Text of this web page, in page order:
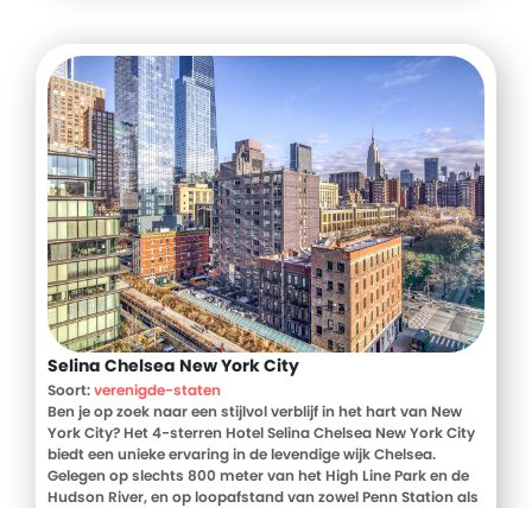
Selina Chelsea New York City
Soort:verenigde-staten
Ben je op zoek naar een stijlvol verblijf in het hart van New
York City? Het 4-sterren Hotel Selina Chelsea New York City
biedt een unieke ervaring in de levendige wijk Chelsea.
Gelegen op slechts 800 meter van het High Line Park en de
Hudson River, en op loopafstand van zowel Penn Station als